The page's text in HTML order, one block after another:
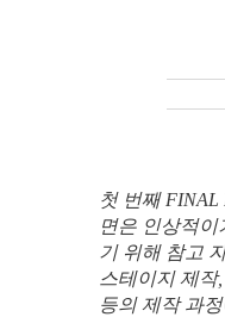
첫 번째 FINAL
면은 인상적
기 위해 참고
스테이지 제작
등의 제작 과